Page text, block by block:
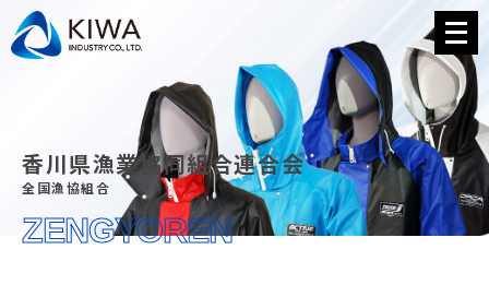
メ
ニ
ュ
ー
を
開
く
香川県漁業協同組合連合会
全国漁協組合
ZENGYOREN